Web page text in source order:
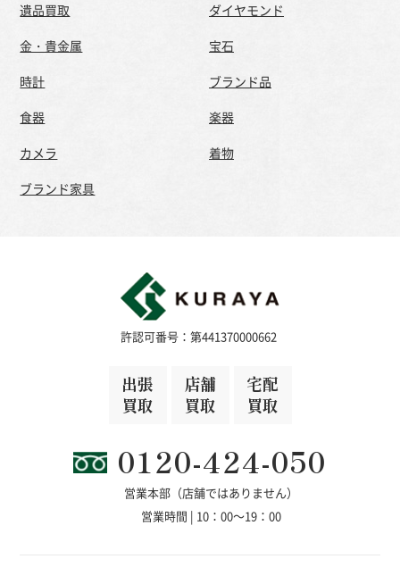
遺品買取
ダイヤモンド
金・貴金属
宝石
時計
ブランド品
食器
楽器
カメラ
着物
ブランド家具
許認可番号：第441370000662
出張
買取
店舗
買取
宅配
買取
0120-424-050
営業本部（店舗ではありません）
営業時間 | 10：00～19：00